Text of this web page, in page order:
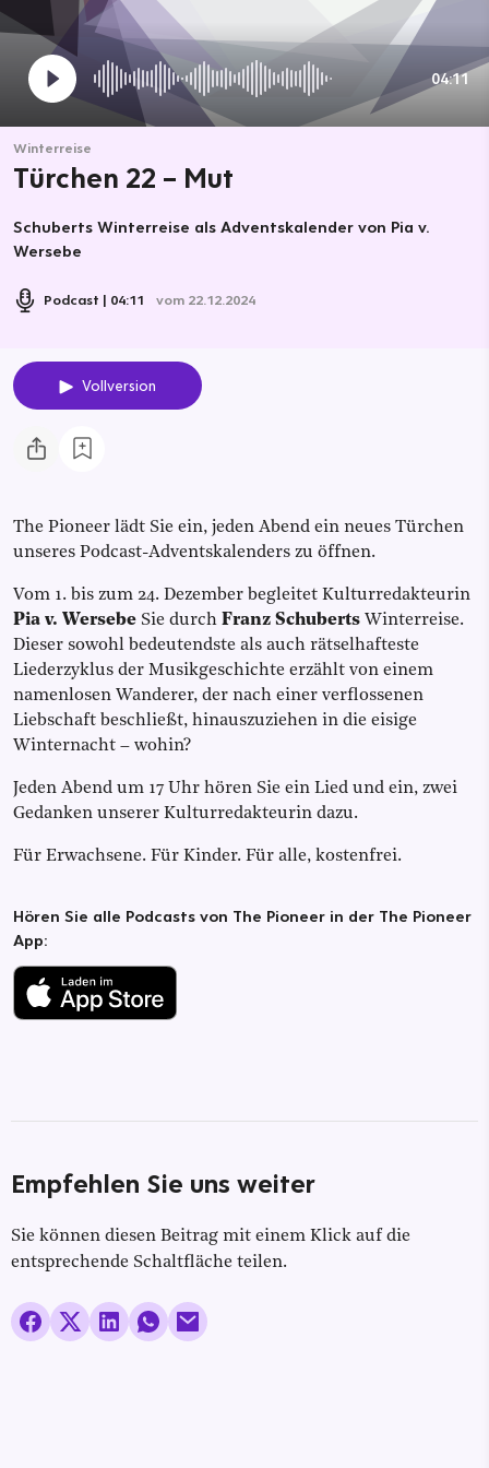
04:11
Winterreise
Türchen 22 – Mut
Schuberts Winterreise als Adventskalender von Pia v.
Wersebe
Podcast 04:11 vom 22.12.2024
Vollversion
The Pioneer lädt Sie ein, jeden Abend ein neues Türchen
unseres Podcast-Adventskalenders zu öffnen.
Vom 1. bis zum 24. Dezember begleitet Kulturredakteurin
Pia v. Wersebe Sie durch Franz Schuberts Winterreise.
Dieser sowohl bedeutendste als auch rätselhafteste
Liederzyklus der Musikgeschichte erzählt von einem
namenlosen Wanderer, der nach einer verflossenen
Liebschaft beschließt, hinauszuziehen in die eisige
Winternacht – wohin?
Jeden Abend um 17 Uhr hören Sie ein Lied und ein, zwei
Gedanken unserer Kulturredakteurin dazu.
Für Erwachsene. Für Kinder. Für alle, kostenfrei.
Hören Sie alle Podcasts von The Pioneer in der The Pioneer
App:
Empfehlen Sie uns weiter
Sie können diesen Beitrag mit einem Klick auf die
entsprechende Schaltfläche teilen.